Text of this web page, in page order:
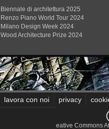
Biennale di architettura 2025
Renzo Piano World Tour 2024
Milano Design Week 2024
Wood Architecture Prize 2024
lavora con noi privacy
Licenza Creative Commons